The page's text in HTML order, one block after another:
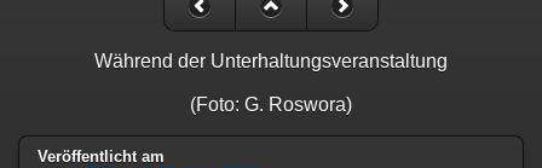
Während der Unterhaltungsveranstaltung
(Foto: G. Roswora)
Veröffentlicht am